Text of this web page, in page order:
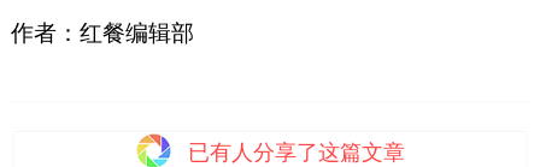
作者：红餐编辑部
已有人分享了这篇文章